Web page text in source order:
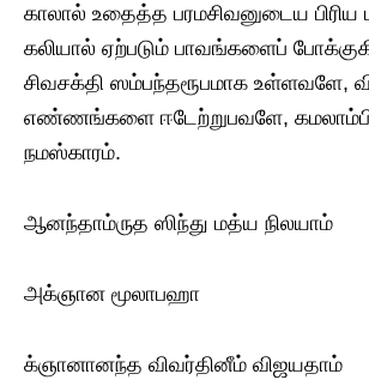
காலால் உதைத்த பரமசிவனுடைய
கலியால் ஏற்படும் பாவங்களைப்
சிவசக்தி ஸம்பந்தரூபமாக உள்ளவளே,
எண்ணங்களை ஈடேற்றுபவளே,
நமஸ்காரம்.
ஆனந்தாம்ருத ஸிந்து மத்ய நிலயாம்
அக்ஞான மூலாபஹா
க்ஞானானந்த விவர்தினீம் விஜயதாம்